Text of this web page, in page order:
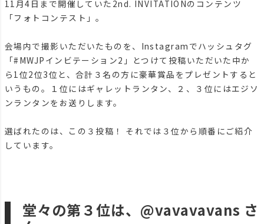
11月4日まで開催していた2nd. INVITATIONのコンテンツ
「フォトコンテスト」。
会場内で撮影いただいたものを、Instagramでハッシュタグ
「#MWJPインビテーション2」とつけて投稿いただいた中か
ら1位2位3位と、合計３名の方に豪華賞品をプレゼントすると
いうもの。１位にはギャレットランタン、２、３位にはエジソ
ンランタンをお送りします。
選ばれたのは、この３投稿！ それでは３位から順番にご紹介
しています。
堂々の第３位は、@vavavavans さ